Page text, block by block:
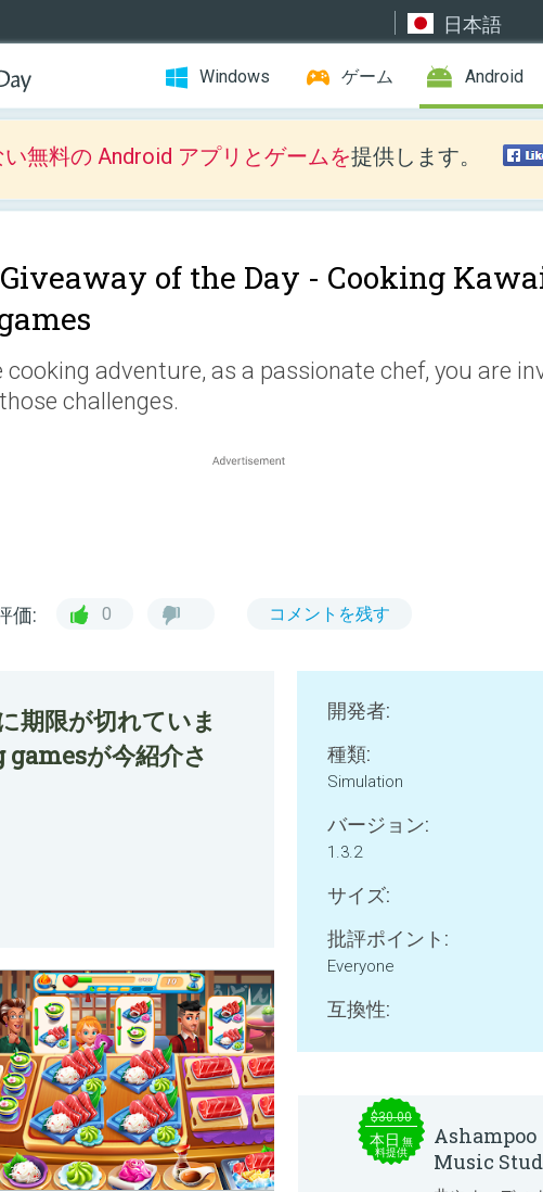
日本語
Windows ゲーム Android
無料の Android アプリとゲームを提供します。
of the Day - Cooking
cooking adventure, as a passionate chef, you are
challenges.
価: 0 コメントを残す
期限が切れていま
が今紹介さ
開発者:
種類:
Simulation
バージョン:
1.3.2
サイズ:
批評ポイント:
Everyone
互換性:
$30.00
本日 無
料提供
Ashampoo
Music